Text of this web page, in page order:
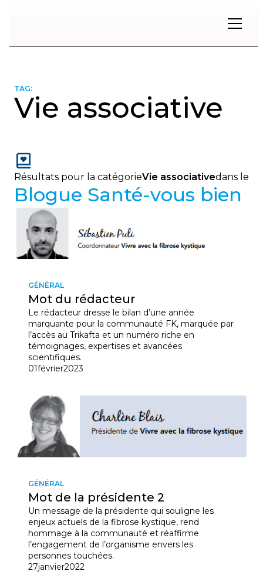
TAG:
Vie associative
Résultats pour la catégorieVie associativedans le
Blogue Santé-vous bien
GÉNÉRAL
Mot du rédacteur
Le rédacteur dresse le bilan d’une année
marquante pour la communauté FK, marquée par
l’accès au Trikafta et un numéro riche en
témoignages, expertises et avancées
scientifiques.
01février2023
GÉNÉRAL
Mot de la présidente 2
Un message de la présidente qui souligne les
enjeux actuels de la fibrose kystique, rend
hommage à la communauté et réaffirme
l’engagement de l’organisme envers les
personnes touchées.
27janvier2022
Restons
contact
Inscrivez-
vous
infolettre
pour
rester
à
l'affût
des
nouveautés.
Prénom
Courriel
*
Lien
avec
FK
*
M'inscrire